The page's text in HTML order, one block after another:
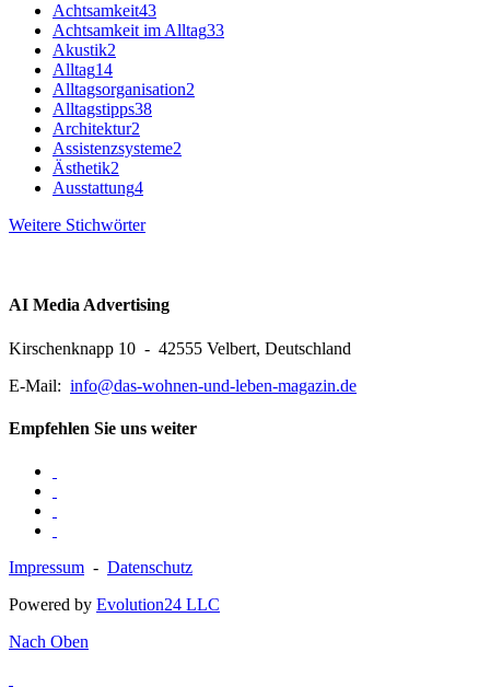
Achtsamkeit43
Achtsamkeit im Alltag33
Akustik2
Alltag14
Alltagsorganisation2
Alltagstipps38
Architektur2
Assistenzsysteme2
Ästhetik2
Ausstattung4
Weitere Stichwörter
AI Media Advertising
Kirschenknapp 10 - 42555 Velbert, Deutschland
E-Mail: info@das-wohnen-und-leben-magazin.de
Empfehlen Sie uns weiter
Impressum - Datenschutz
Powered by Evolution24 LLC
Nach Oben